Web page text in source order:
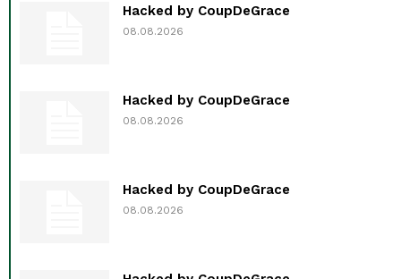
Hacked by CoupDeGrace
08.08.2026
Hacked by CoupDeGrace
08.08.2026
Hacked by CoupDeGrace
08.08.2026